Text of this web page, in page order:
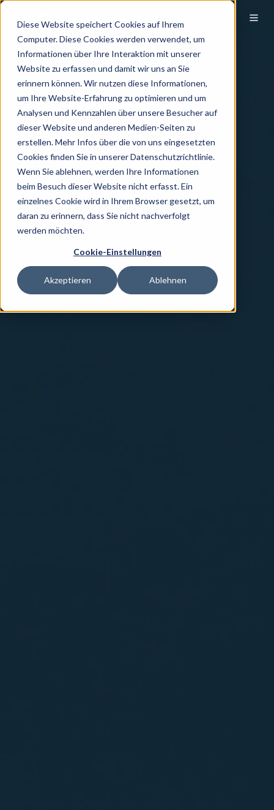
Diese Website speichert Cookies auf Ihrem
Computer. Diese Cookies werden verwendet, um
Informationen über Ihre Interaktion mit unserer
Website zu erfassen und damit wir uns an Sie
erinnern können. Wir nutzen diese Informationen,
um Ihre Website-Erfahrung zu optimieren und um
Analysen und Kennzahlen über unsere Besucher auf
dieser Website und anderen Medien-Seiten zu
erstellen. Mehr Infos über die von uns eingesetzten
Cookies finden Sie in unserer Datenschutzrichtlinie.
Wenn Sie ablehnen, werden Ihre Informationen
beim Besuch dieser Website nicht erfasst. Ein
einzelnes Cookie wird in Ihrem Browser gesetzt, um
daran zu erinnern, dass Sie nicht nachverfolgt
werden möchten.
Cookie-Einstellungen
Akzeptieren Ablehnen